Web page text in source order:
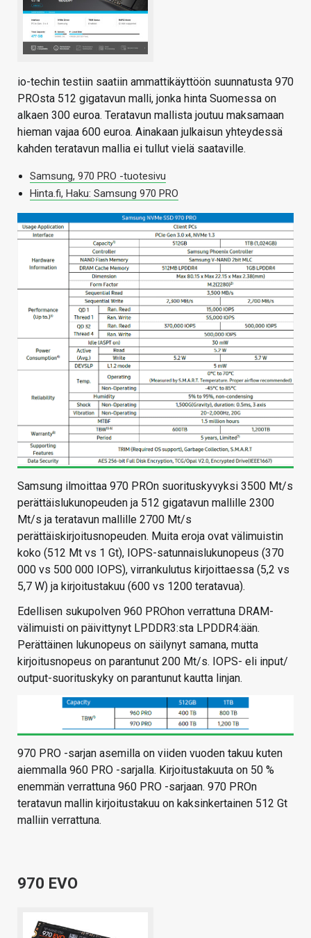
io-techin testiin saatiin ammattikäyttöön suunnatusta 970
PROsta 512 gigatavun malli, jonka hinta Suomessa on
alkaen 300 euroa. Teratavun mallista joutuu maksamaan
hieman vajaa 600 euroa. Ainakaan julkaisun yhteydessä
kahden teratavun mallia ei tullut vielä saataville.
Samsung, 970 PRO -tuotesivu
Hinta.fi, Haku: Samsung 970 PRO
Samsung ilmoittaa 970 PROn suorituskyvyksi 3500 Mt/s
perättäislukunopeuden ja 512 gigatavun mallille 2300
Mt/s ja teratavun mallille 2700 Mt/s
perättäiskirjoitusnopeuden. Muita eroja ovat välimuistin
koko (512 Mt vs 1 Gt), IOPS-satunnaislukunopeus (370
000 vs 500 000 IOPS), virrankulutus kirjoittaessa (5,2 vs
5,7 W) ja kirjoitustakuu (600 vs 1200 teratavua).
Edellisen sukupolven 960 PROhon verrattuna DRAM-
välimuisti on päivittynyt LPDDR3:sta LPDDR4:ään.
Perättäinen lukunopeus on säilynyt samana, mutta
kirjoitusnopeus on parantunut 200 Mt/s. IOPS- eli input/
output-suorituskyky on parantunut kautta linjan.
970 PRO -sarjan asemilla on viiden vuoden takuu kuten
aiemmalla 960 PRO -sarjalla. Kirjoitustakuuta on 50 %
enemmän verrattuna 960 PRO -sarjaan. 970 PROn
teratavun mallin kirjoitustakuu on kaksinkertainen 512 Gt
malliin verrattuna.
970 EVO